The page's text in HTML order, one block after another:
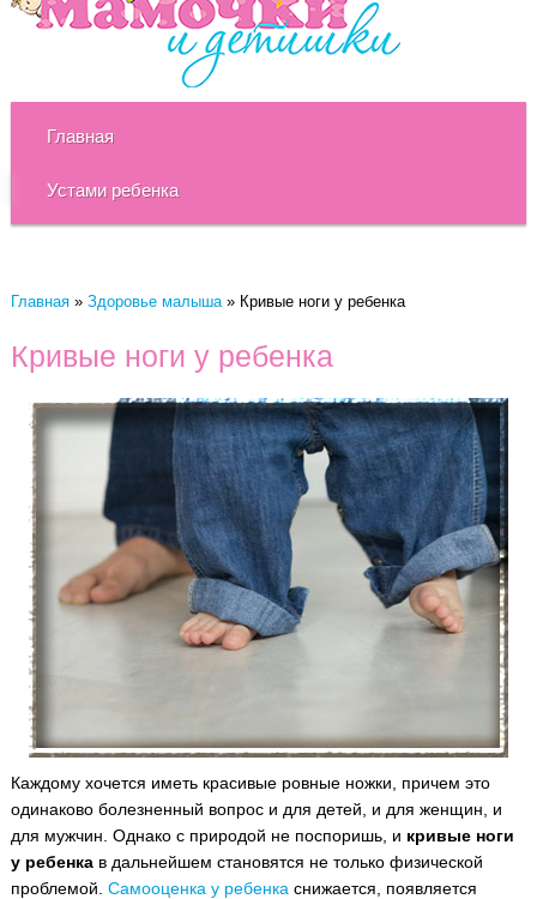
Главная
Устами ребенка
Главная» Здоровье малыша» Кривые ноги у ребенка
Кривые ноги у ребенка
Каждому хочется иметь красивые ровные ножки, причем это
одинаково болезненный вопрос и для детей, и для женщин, и
для мужчин. Однако с природой не поспоришь, и кривые ноги
у ребенкав дальнейшем становятся не только физической
проблемой. Самооценка у ребенка снижается, появляется